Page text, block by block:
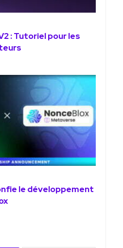
: Tutoriel pour les
le développement